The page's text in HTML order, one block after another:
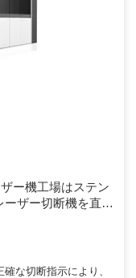
ー機工場はステン
ーザー切断機を直接
な切断指示により、